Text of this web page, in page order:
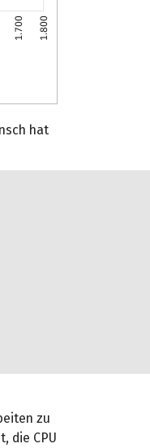
1.700 1.800
hat
zu
die CPU